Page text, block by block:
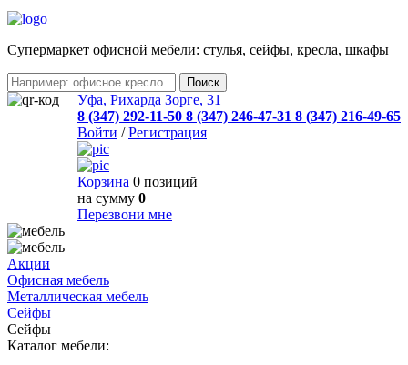
Cупермаркет офисной мебели: стулья, сейфы, кресла, шкафы
Уфа, Рихарда Зорге, 31
8 (347) 292-11-50 8 (347) 246-47-31 8 (347) 216-49-65
Войти /Регистрация
Корзина 0 позиций
на сумму 0
Перезвони мне
Акции
Офисная мебель
Металлическая мебель
Сейфы
Сейфы
Каталог мебели: